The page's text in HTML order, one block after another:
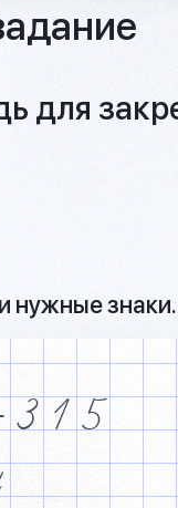
для
нужные знаки.
3 1 5